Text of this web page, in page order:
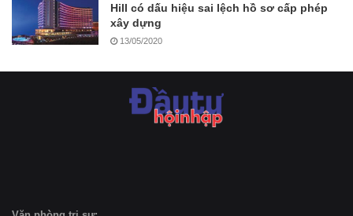
Hill có dấu hiệu sai lệch hồ sơ cấp phép
xây dựng
13/05/2020